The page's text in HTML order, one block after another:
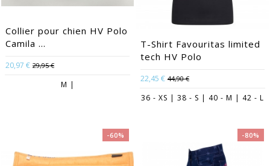
Collier pour chien HV Polo
Camila ...
20,97 € 29,95 €
M |
T-Shirt Favouritas limited
tech HV Polo
22,45 € 44,90 €
36 - XS | 38 - S | 40 - M | 42 - L
-60% -80%